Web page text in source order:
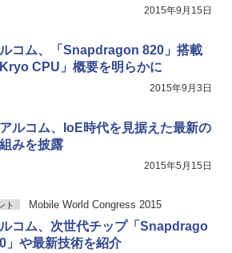
2015年9月15日
コム、「Snapdragon 820」搭載
CPU」概要を明らかに
2015年9月3日
ルコム、IoE時代を見据えた最新の
みを披露
2015年5月15日
ト Mobile World Congress 2015
コム、次世代チップ「Snapdrago
」や最新技術を紹介